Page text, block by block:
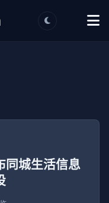
同城生活信息